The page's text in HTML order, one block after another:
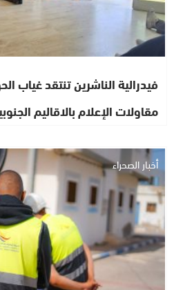
فيدرالية الناشرين تنتقد غياب
مقاولات الإعلام بالاقاليم
أخبار الصحراء